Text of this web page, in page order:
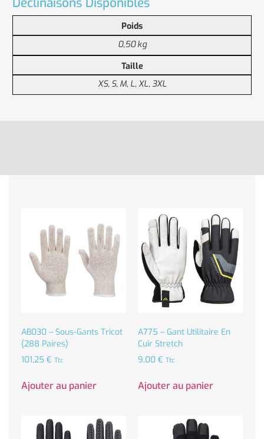
Poids
0,50 kg
Taille
XS, S, M, L, XL, 3XL
AB030 – Sous-Gants Tricot
(288 Paires)
101,25 € Ttc
Ajouter au panier
A775 – Gant Utilitaire En
Cuir Stretch
9,00 € Ttc
Ajouter au panier